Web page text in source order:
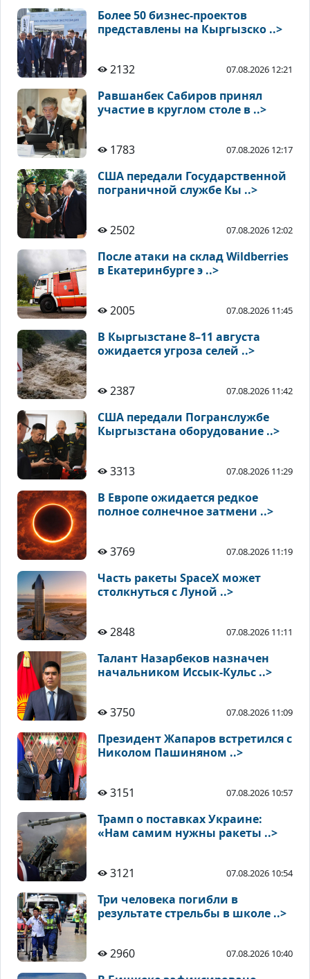
Более 50 бизнес-проектов
представлены на Кыргызско ..>
2132 07.08.2026 12:21
Равшанбек Сабиров принял
участие в круглом столе в ..>
1783 07.08.2026 12:17
США передали Государственной
пограничной службе Кы ..>
2502 07.08.2026 12:02
После атаки на склад Wildberries
в Екатеринбурге э ..>
2005 07.08.2026 11:45
В Кыргызстане 8–11 августа
ожидается угроза селей ..>
2387 07.08.2026 11:42
США передали Погранслужбе
Кыргызстана оборудование ..>
3313 07.08.2026 11:29
В Европе ожидается редкое
полное солнечное затмени ..>
3769 07.08.2026 11:19
Часть ракеты SpaceX может
столкнуться с Луной ..>
2848 07.08.2026 11:11
Талант Назарбеков назначен
начальником Иссык-Кульс ..>
3750 07.08.2026 11:09
Президент Жапаров встретился с
Николом Пашиняном ..>
3151 07.08.2026 10:57
Трамп о поставках Украине:
«Нам самим нужны ракеты ..>
3121 07.08.2026 10:54
Три человека погибли в
результате стрельбы в школе ..>
2960 07.08.2026 10:40